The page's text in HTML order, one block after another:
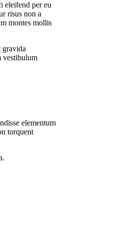
eleifend per eu
risus non a
montes mollis
gravida
vestibulum
elementum
torquent